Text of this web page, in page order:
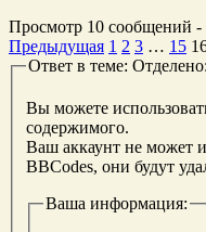
Просмотр 10 сообщений -
Предыдущая 1 2 3 … 15
Ответ в теме:
Вы можете
содержимого.
Ваш аккаунт не может
BBCodes, они будут
Ваша информация: